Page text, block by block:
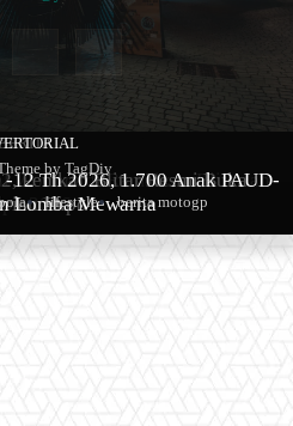
Wonodadi Ramaikan Blitarian
2026
Pemkab Blitar Resmi Buka
Expo
12 Th 2026, 1.700 Anak PAUD-
Lomba Mewarna
by TagDiv
lifestyle
berita motogp